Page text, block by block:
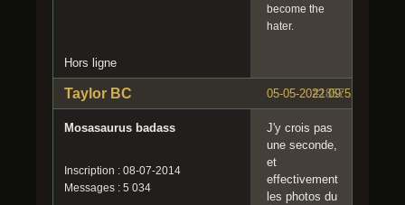
become the
hater.
Hors ligne
#1857
05-05-2022 09:52:38
Taylor BC
Mosasaurus badass
Inscription : 08-07-2014
Messages : 5 034
J'y crois pas
une seconde,
et
effectivement
les photos du